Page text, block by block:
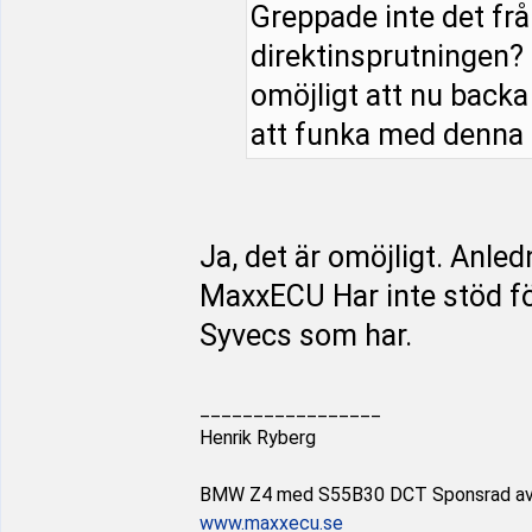
Greppade inte det
direktinsprutningen?
omöjligt att nu
att funka med denna
Ja, det är omöjligt.
MaxxECU Har inte stöd
Syvecs som har.
Henrik Ryberg
BMW Z4 med S55B30 DCT Sponsrad
www.maxxecu.se